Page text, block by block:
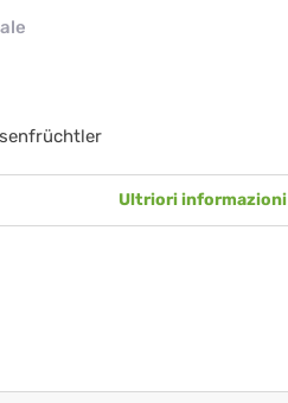
Ultriori informazioni